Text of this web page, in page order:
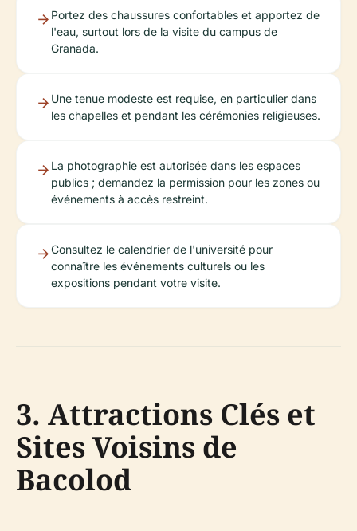
Portez des chaussures confortables et apportez de
l'eau, surtout lors de la visite du campus de
Granada.
Une tenue modeste est requise, en particulier dans
les chapelles et pendant les cérémonies religieuses.
La photographie est autorisée dans les espaces
publics ; demandez la permission pour les zones ou
événements à accès restreint.
Consultez le calendrier de l'université pour
connaître les événements culturels ou les
expositions pendant votre visite.
3. Attractions Clés et
Sites Voisins de
Bacolod